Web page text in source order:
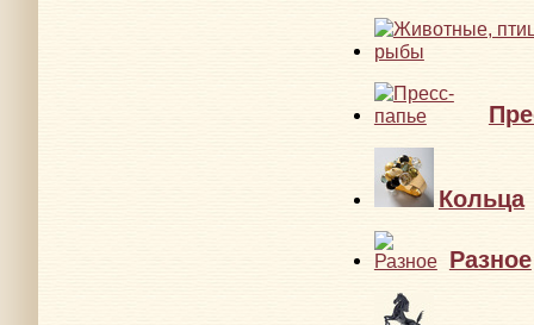
Кольца
Разное